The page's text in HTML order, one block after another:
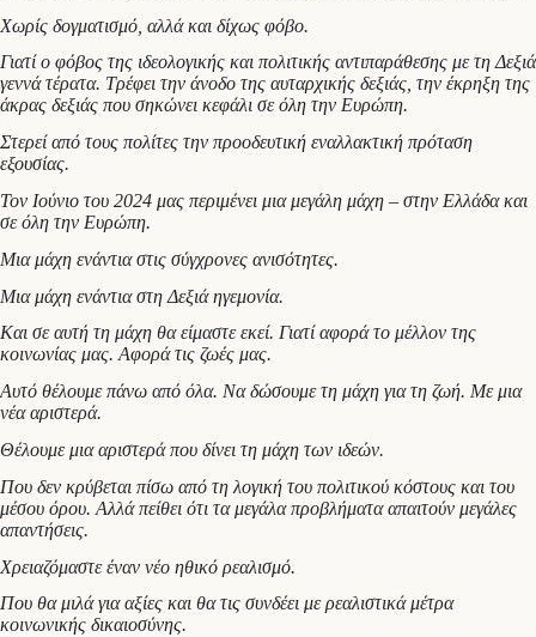
Χωρίς δογματισμό, αλλά και δίχως φόβο.
Γιατί ο φόβος της ιδεολογικής και πολιτικής αντιπαράθεσης με τη Δεξιά
γεννά τέρατα. Τρέφει την άνοδο της αυταρχικής δεξιάς, την έκρηξη της
άκρας δεξιάς που σηκώνει κεφάλι σε όλη την Ευρώπη.
Στερεί από τους πολίτες την προοδευτική εναλλακτική πρόταση
εξουσίας.
Τον Ιούνιο του 2024 μας περιμένει μια μεγάλη μάχη – στην Ελλάδα και
σε όλη την Ευρώπη.
Μια μάχη ενάντια στις σύγχρονες ανισότητες.
Μια μάχη ενάντια στη Δεξιά ηγεμονία.
Και σε αυτή τη μάχη θα είμαστε εκεί. Γιατί αφορά το μέλλον της
κοινωνίας μας. Αφορά τις ζωές μας.
Αυτό θέλουμε πάνω από όλα. Να δώσουμε τη μάχη για τη ζωή. Με μια
νέα αριστερά.
Θέλουμε μια αριστερά που δίνει τη μάχη των ιδεών.
Που δεν κρύβεται πίσω από τη λογική του πολιτικού κόστους και του
μέσου όρου. Αλλά πείθει ότι τα μεγάλα προβλήματα απαιτούν μεγάλες
απαντήσεις.
Χρειαζόμαστε έναν νέο ηθικό ρεαλισμό.
Που θα μιλά για αξίες και θα τις συνδέει με ρεαλιστικά μέτρα
κοινωνικής δικαιοσύνης.